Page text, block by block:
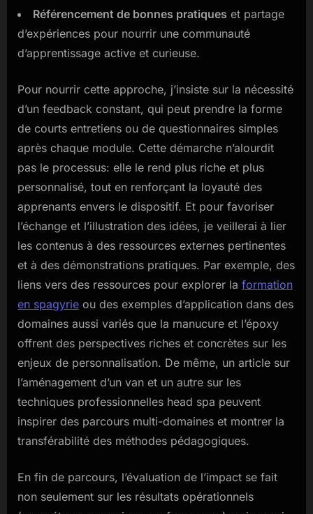
Référencement de bonnes pratiques et partage
d’expériences pour nourrir une communauté
d’apprentissage active et curieuse.
Pour nourrir cette approche, j’insiste sur la nécessité
d’un feedback constant, qui peut prendre la forme
de courts entretiens ou de questionnaires simples
après chaque module. Cette démarche n’alourdit
pas le processus: elle le rend plus riche et plus
personnalisé, tout en renforçant la loyauté des
apprenants envers le dispositif. Et pour favoriser
l’échange et l’illustration des idées, je veillerai à lier
les contenus à des ressources externes pertinentes
et à des démonstrations pratiques. Par exemple, des
liens vers des ressources pour explorer la formation
en spagyrie ou des exemples d’application dans des
domaines aussi variés que la manucure et l’époxy
offrent des perspectives riches et concrètes sur les
enjeux de personnalisation. De même, un article sur
l’aménagement d’un van et un autre sur les
techniques professionnelles head spa peuvent
inspirer des parcours multi-domaines et montrer la
transférabilité des méthodes pédagogiques.
En fin de parcours, l’évaluation de l’impact se fait
non seulement sur les résultats opérationnels